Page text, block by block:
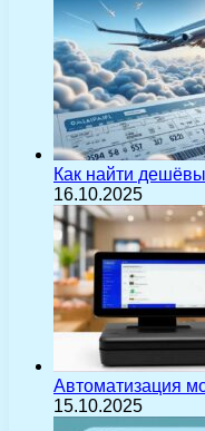
Как найти
16.10.2025
Автоматизация
15.10.2025